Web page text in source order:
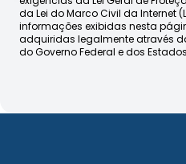
da Lei do Marco Civil da Internet
informações exibidas nesta
adquiridas legalmente através
do Governo Federal e dos